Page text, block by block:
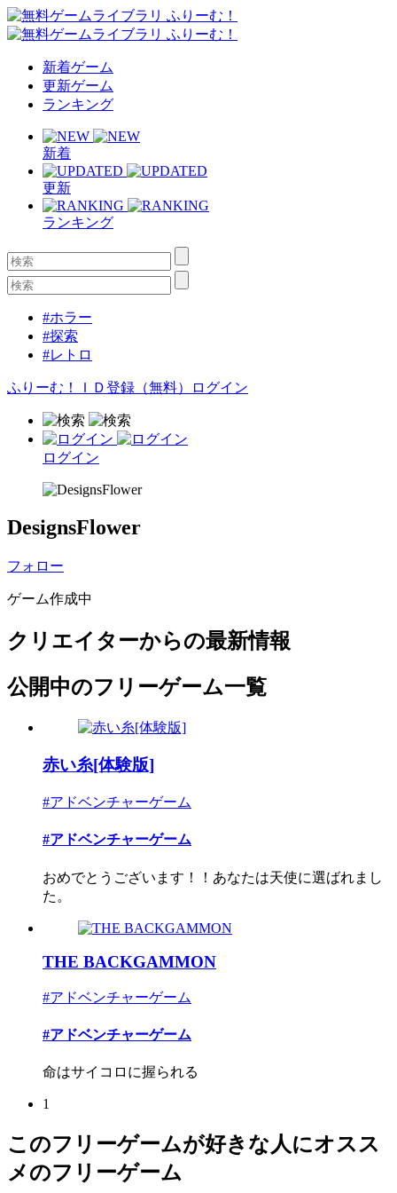
新着ゲーム
更新ゲーム
ランキング
新着
更新
ランキング
#ホラー
#探索
#レトロ
ふりーむ！ＩＤ登録（無料） ログイン
ログイン
DesignsFlower
フォロー
ゲーム作成中
クリエイターからの最新情報
公開中のフリーゲーム一覧
赤い糸[体験版]
#アドベンチャーゲーム
#アドベンチャーゲーム
おめでとうございます！！あなたは天使に選ばれまし
た。
THE BACKGAMMON
#アドベンチャーゲーム
#アドベンチャーゲーム
命はサイコロに握られる
1
このフリーゲームが好きな人にオスス
メのフリーゲーム